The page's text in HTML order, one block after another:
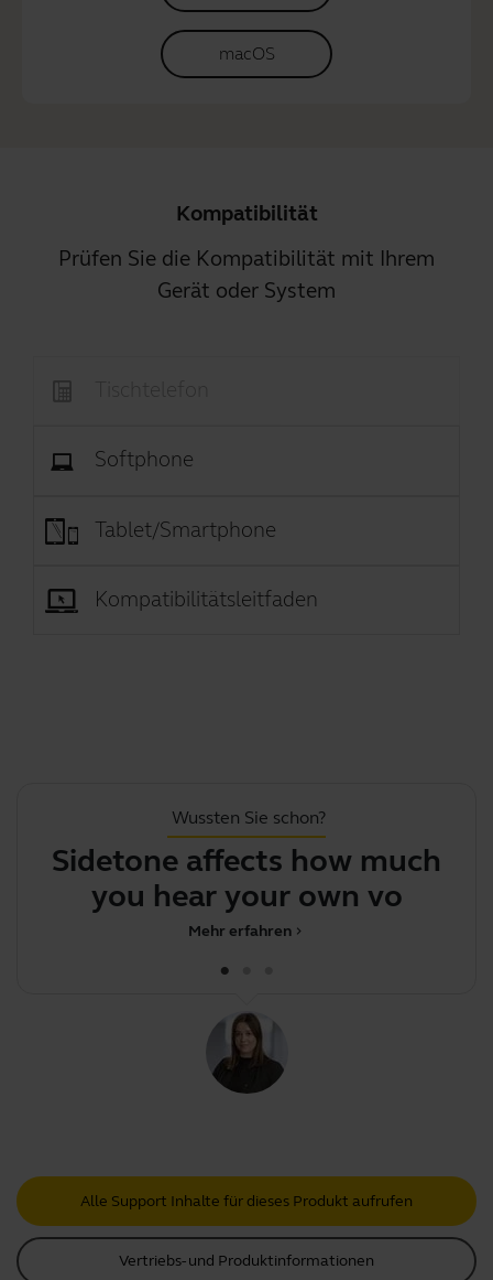
macOS
Kompatibilität
Prüfen Sie die Kompatibilität mit Ihrem
Gerät oder System
Softphone
Tablet/Smartphone
Kompatibilitätsleitfaden
Wussten Sie schon?
Sidetone affects how much
you hear your own voice
chevron_right
Mehr erfahren
Alle Support Inhalte für dieses Produkt aufrufen
Vertriebs- und Produktinformationen